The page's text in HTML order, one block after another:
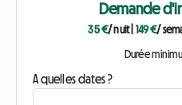
Demande
35 €/ nuit| 149 €/
Durée
A quelles dates ?